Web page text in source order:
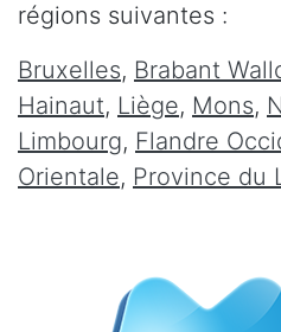
régions suivantes :
Bruxelles, Brabant
Hainaut, Liège, Mons,
Limbourg, Flandre
Orientale, Province du